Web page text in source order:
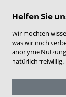
Helfen Sie
Wir möchten
was wir noch
anonyme
natürlich freiwillig.
Sie
Frühe